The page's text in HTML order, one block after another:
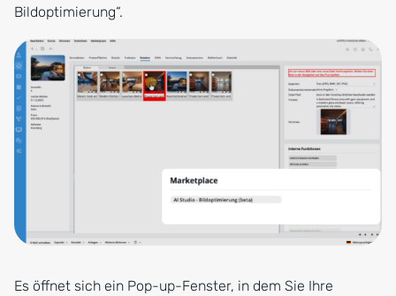
Bildoptimierung“.
Es öffnet sich ein Pop-up-Fenster, in dem Sie Ihre